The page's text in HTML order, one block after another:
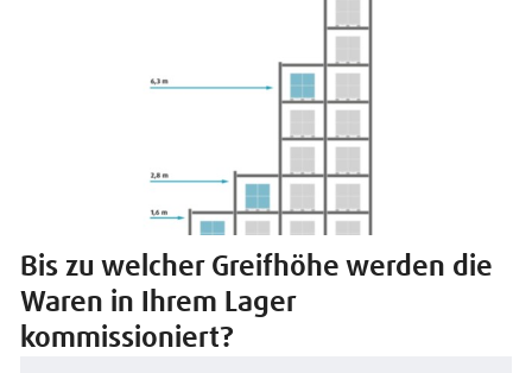
Bis zu welcher Greifhöhe werden die
Waren in Ihrem Lager
kommissioniert?